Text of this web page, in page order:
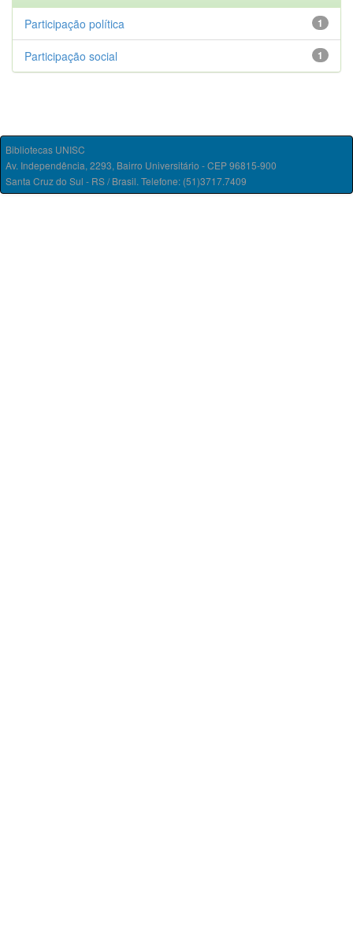
1
Participação política
1
Participação social
Bibliotecas UNISC
Av. Independência, 2293, Bairro Universitário - CEP 96815-900
Santa Cruz do Sul - RS / Brasil. Telefone: (51)3717.7409